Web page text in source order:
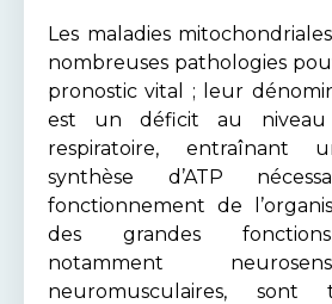
Les maladies
nombreuses pathologies
pronostic vital ; leur
est un déficit au
respiratoire,
synthèse d’ATP
fonctionnement de
des grandes
notamment
neuromusculaires, sont